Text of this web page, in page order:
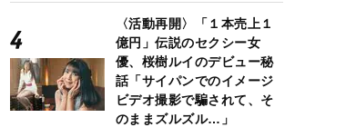
〈活動再開〉「１本売上１
億円」伝説のセクシー女
優、桜樹ルイのデビュー秘
話「サイパンでのイメージ
ビデオ撮影で騙されて、そ
のままズルズル…」